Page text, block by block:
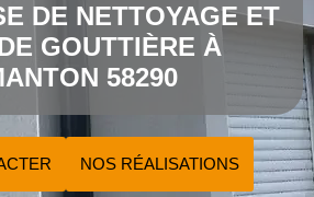
DE NETTOYAGE ET
GOUTTIÈRE À
58290
NOS RÉALISATIONS